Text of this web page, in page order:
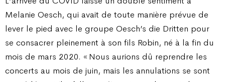
Melanie Oesch, qui avait de toute manière prévue de
lever le pied avec le groupe Oesch’s die Dritten pour
se consacrer pleinement à son fils Robin, né à la fin du
mois de mars 2020. « Nous aurions dû reprendre les
concerts au mois de juin, mais les annulations se sont